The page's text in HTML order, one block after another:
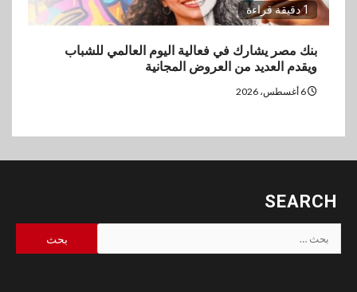
1 دقيقة قراءة
بنك مصر يشارك في فعالية اليوم العالمي للشباب
ويقدم العديد من العروض المجانية
SEARCH
البحث
عن: